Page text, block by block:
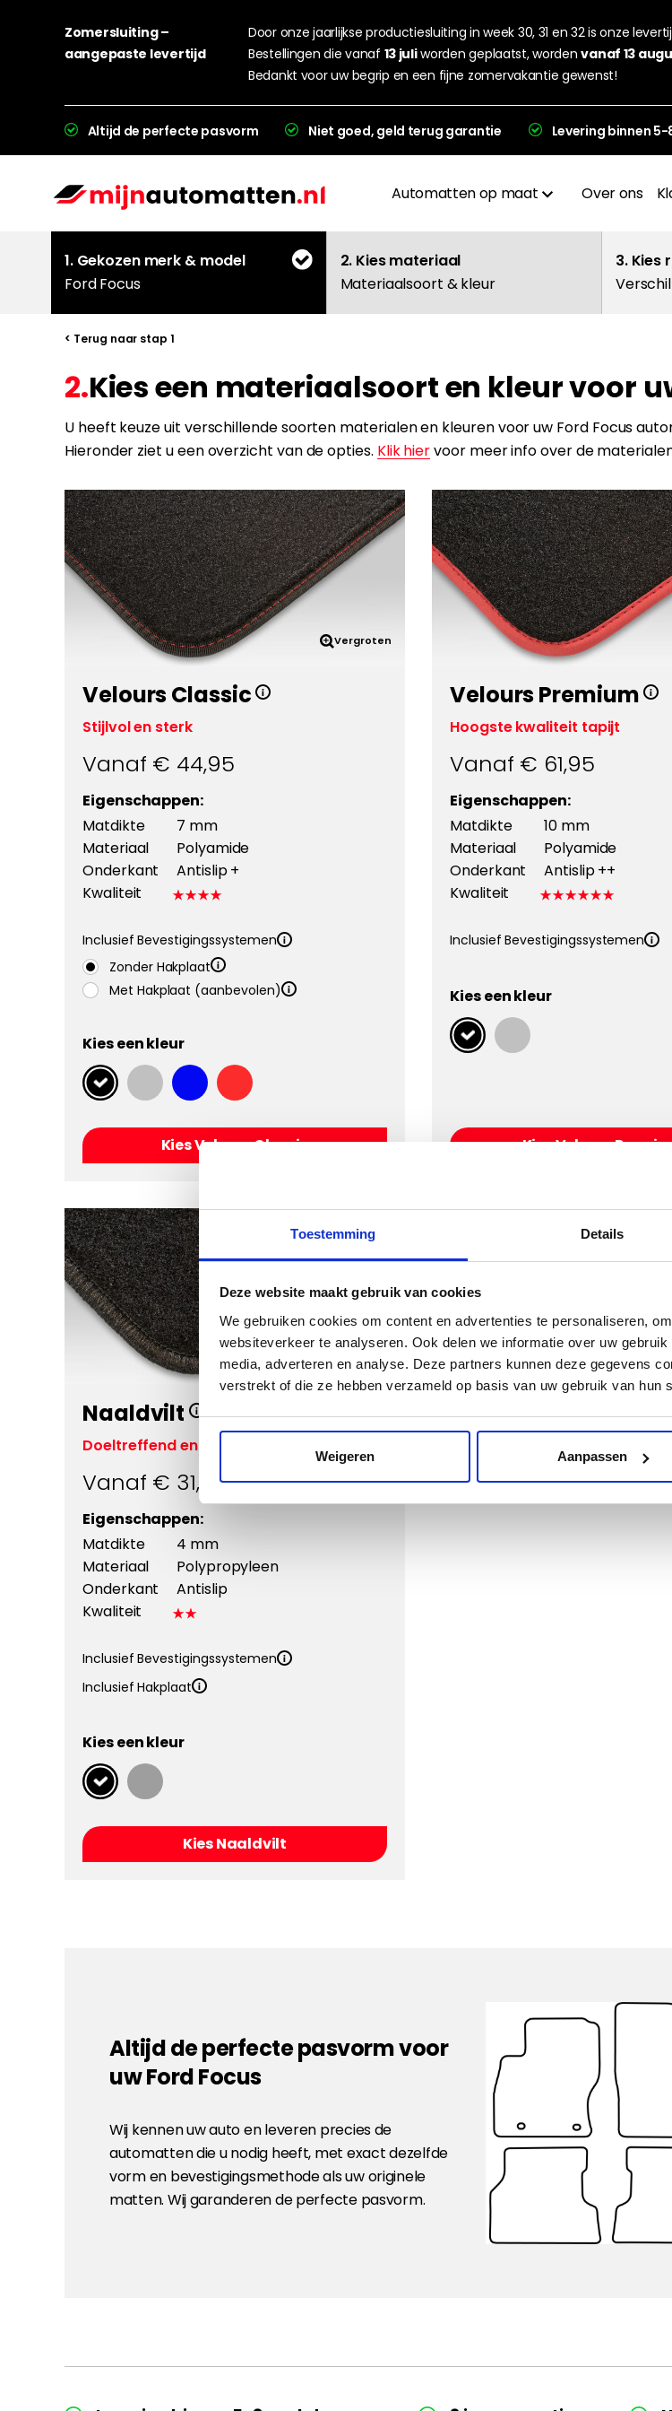
Toestemming Details
Deze website maakt gebruik van cookies
We gebruiken cookies om content en advertenties te personaliseren,
websiteverkeer te analyseren. Ook delen we informatie over uw
media, adverteren en analyse. Deze partners kunnen deze gegevens
verstrekt of die ze hebben verzameld op basis van uw gebruik van hun
Weigeren Aanpassen
Zomersluiting –
aangepaste levertijd
Door onze jaarlijkse productiesluiting in week 30, 31 en 32 is onze
Bestellingen die vanaf 13 juliworden geplaatst, wordenvanaf 13
Bedankt voor uw begrip en een fijne zomervakantie gewenst!
Altijd de perfecte pasvorm Niet goed, geld terug garantie Levering binnen
Automatten op maat
Afwerkingen
Levering en garantie
Over ons
1. Gekozen merk & model
Ford Focus
2. Kies materiaal
Materiaalsoort & kleur
3. Kies
< Terug naar stap 1
2.Kies een materiaalsoort en kleur voor
U heeft keuze uit verschillende soorten materialen en kleuren voor uw Ford Focus
Hieronder ziet u een overzicht van de opties. Klik hiervoor meer info over de
Vergroten
Velours Classic
Stijlvol en sterk
Vanaf € 44,95
Eigenschappen:
Matdikte
7 mm
Materiaal
Polyamide
Onderkant
Antislip +
Kwaliteit
Inclusief Bevestigingssystemen
Zonder Hakplaat
Met Hakplaat (aanbevolen)
Kies een kleur
Kies Velours Classic
Velours Premium
Hoogste kwaliteit tapijt
Vanaf € 61,95
Eigenschappen:
Matdikte
10 mm
Materiaal
Polyamide
Onderkant
Antislip ++
Kwaliteit
Inclusief Bevestigingssystemen
Kies een kleur
Kies Velours
Vergroten
Naaldvilt
Doeltreffend en voordelig
Vanaf € 31,95
Eigenschappen:
Matdikte
4 mm
Materiaal
Polypropyleen
Onderkant
Antislip
Kwaliteit
Inclusief Bevestigingssystemen
Inclusief Hakplaat
Kies een kleur
Kies Naaldvilt
Altijd de perfecte pasvorm voor
uw Ford Focus
Wij kennen uw auto en leveren precies de
automatten die u nodig heeft, met exact dezelfde
vorm en bevestigingsmethode als uw originele
matten. Wij garanderen de perfecte pasvorm.